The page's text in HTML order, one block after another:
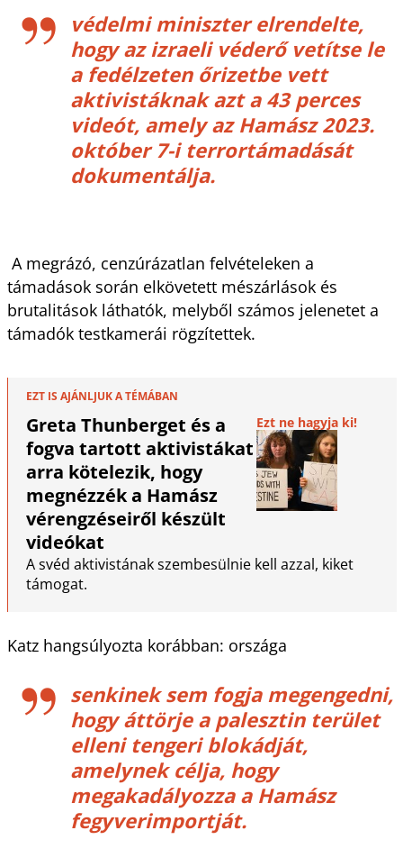
védelmi miniszter elrendelte,
hogy az izraeli véderő vetítse le
a fedélzeten őrizetbe vett
aktivistáknak azt a 43 perces
videót, amely az Hamász 2023.
október 7-i terrortámadását
dokumentálja.
A megrázó, cenzúrázatlan felvételeken a
támadások során elkövetett mészárlások és
brutalitások láthatók, melyből számos jelenetet a
támadók testkamerái rögzítettek.
EZT IS AJÁNLJUK A TÉMÁBAN
Greta Thunberget és a
fogva tartott aktivistákat
arra kötelezik, hogy
megnézzék a Hamász
vérengzéseiről készült
videókat
Ezt ne hagyja ki!
A svéd aktivistának szembesülnie kell azzal, kiket
támogat.
Katz hangsúlyozta korábban: országa
senkinek sem fogja megengedni,
hogy áttörje a palesztin terület
elleni tengeri blokádját,
amelynek célja, hogy
megakadályozza a Hamász
fegyverimportját.